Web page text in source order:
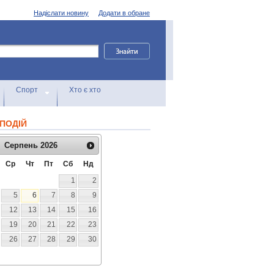
Додати в обране
Надіслати новину
Спорт Хто є хто
Серпень 2026
Ср Чт Пт Сб
Нд
1
2
5 6 7 8
9
12 13 14 15
16
19 20 21 22
23
26 27 28 29
30